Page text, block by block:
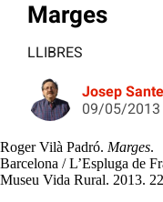
Marges
LLIBRES
Josep
09/05/2013
Roger Vilà Padró. Marges.
Barcelona / L’Espluga de
Museu Vida Rural. 2013.